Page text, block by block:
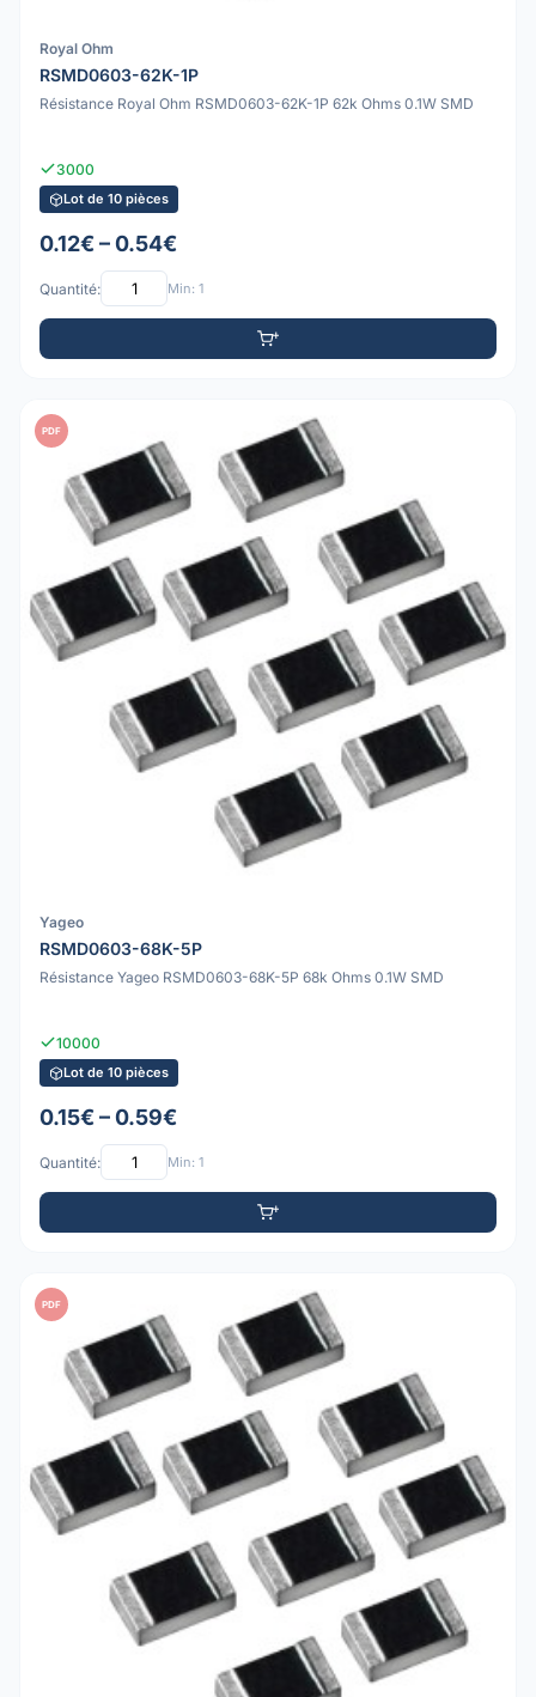
Royal Ohm
RSMD0603-62K-1P
Résistance Royal Ohm RSMD0603-62K-1P 62k Ohms 0.1W SMD
3000
Lot de 10 pièces
0.12€ – 0.54€
Quantité: Min: 1
PDF
Yageo
RSMD0603-68K-5P
Résistance Yageo RSMD0603-68K-5P 68k Ohms 0.1W SMD
10000
Lot de 10 pièces
0.15€ – 0.59€
Quantité: Min: 1
PDF